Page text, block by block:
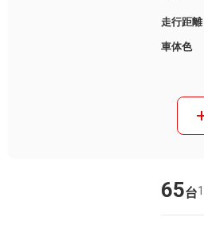
走行距離
車体色
65台1